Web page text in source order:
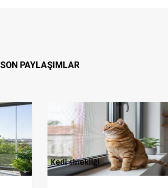
SON PAYLAŞIMLAR